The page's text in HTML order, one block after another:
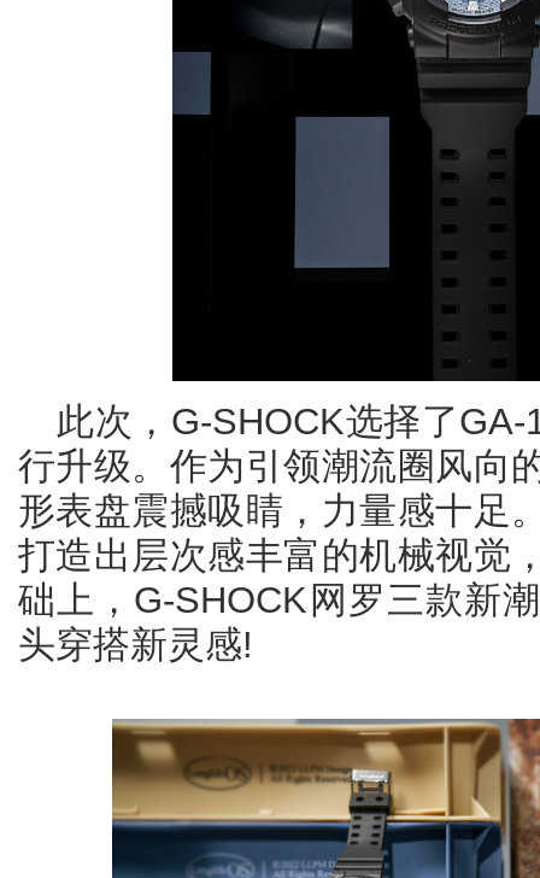
此次，G-SHOCK选择了
行升级。作为引领潮流圈风向
形表盘震撼吸睛，力量感十足
打造出层次感丰富的机械视觉
础上，G-SHOCK网罗三款新
头穿搭新灵感!